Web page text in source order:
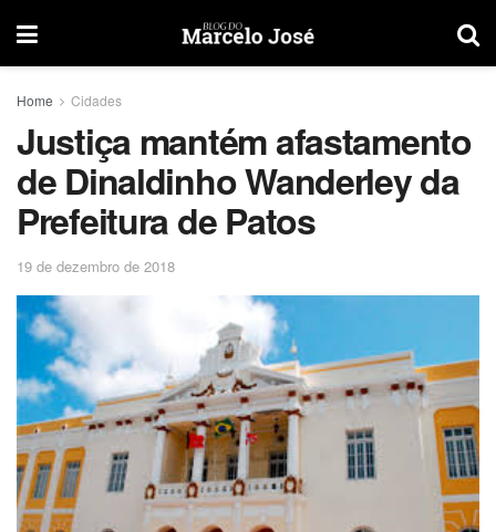
Home Cidades
Justiça mantém afastamento
de Dinaldinho Wanderley da
Prefeitura de Patos
19 de dezembro de 2018